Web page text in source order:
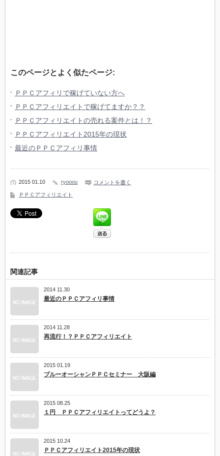
このページとよく似たページ:
ＰＰＣアフィリで稼げていない方へ
ＰＰＣアフィリエイトで稼げてますか？？
ＰＰＣアフィリエイトの売れる案件とは！？
ＰＰＣアフィリエイト2015年の現状
最近のＰＰＣアフィリ事情
2015 01.10 ryooou コメントを書く
ＰＰＣアフィリエイト
関連記事
2014 11.30
最近のＰＰＣアフィリ事情
2014 11.28
再流行！？ＰＰＣアフィリエイト
2015 01.19
ブルーオーシャンＰＰＣセミナー 大阪編
2015 08.25
１円 ＰＰＣアフィリエイトってどうよ？
2015 10.24
ＰＰＣアフィリエイト2015年の現状